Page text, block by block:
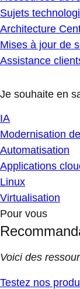
Sujets
Architecture
Mises à jour de
Assistance
Je souhaite en
IA
Modernisation
Automatisation
Applications
Linux
Virtualisation
Pour vous
Voici des
Testez nos